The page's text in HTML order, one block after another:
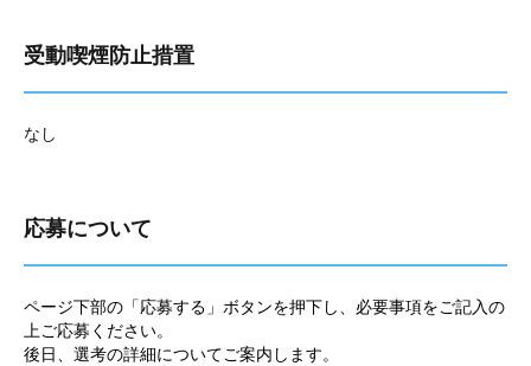
受動喫煙防止措置
なし
応募について
ページ下部の「応募する」ボタンを押下し、必要事項をご記入の
上ご応募ください。
後日、選考の詳細についてご案内します。